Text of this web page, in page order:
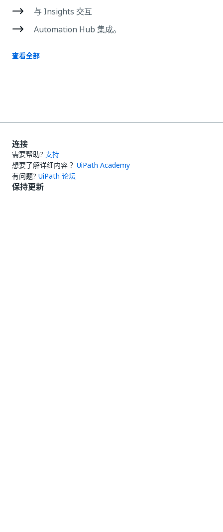
与 Insights 交互
Automation Hub 集成。
查看全部
连接
需要帮助? 支持
想要了解详细内容？ UiPath Academy
有问题? UiPath 论坛
保持更新